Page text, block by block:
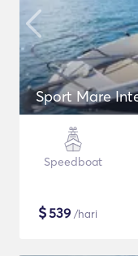
Sport Mare
Speedboat
$539 /hari